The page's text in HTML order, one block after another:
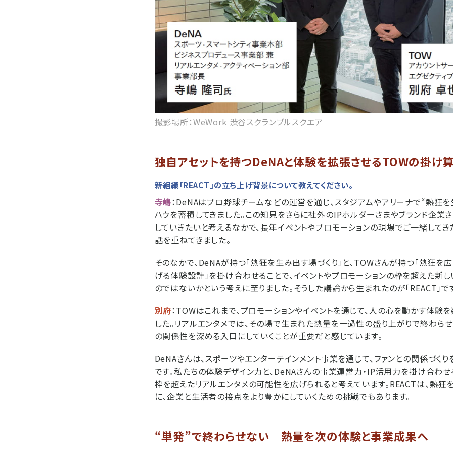
撮影場所：WeWork 渋谷スクランブルスクエア
独自アセットを持つDeNAと体験を拡張させるTOWの掛け
――新組織「REACT」の立ち上げ背景について教えてください。
寺嶋：DeNAはプロ野球チームなどの運営を通じ、スタジアムやアリーナで“熱狂
ハウを蓄積してきました。この知見をさらに社外のIPホルダーさまやブランド企業
していきたいと考えるなかで、長年イベントやプロモーションの現場でご一緒して
話を重ねてきました。
そのなかで、DeNAが持つ「熱狂を生み出す場づくり」と、TOWさんが持つ「熱狂を
げる体験設計」を掛け合わせることで、イベントやプロモーションの枠を超えた新
のではないかという考えに至りました。そうした議論から生まれたのが「REACT」で
別府：TOWはこれまで、プロモーションやイベントを通じて、人の心を動かす体験
した。リアルエンタメでは、その場で生まれた熱量を一過性の盛り上がりで終わらせ
の関係性を深める入口にしていくことが重要だと感じています。
DeNAさんは、スポーツやエンターテインメント事業を通じて、ファンとの関係づく
です。私たちの体験デザイン力と、DeNAさんの事業運営力・IP活用力を掛け合わせ
枠を超えたリアルエンタメの可能性を広げられると考えています。REACTは、熱
に、企業と生活者の接点をより豊かにしていくための挑戦でもあります。
“単発”で終わらせない 熱量を次の体験と事業成果へ